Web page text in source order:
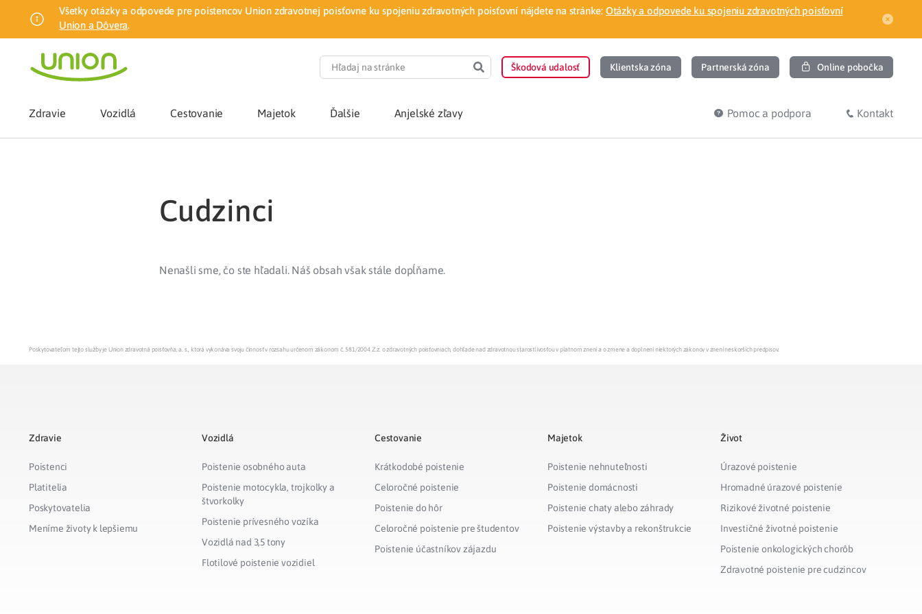
Všetky otázky a odpovede pre poistencov Union zdravotnej poisťovne ku spojeniu zdravotných poisťovní nájdete na stránke: Otázky a odpovede ku spojeniu zdravotných poisťovní
Union a Dôvera.
Škodová udalosť Klientska zóna Partnerská zóna Online pobočka
Zdravie
Zmena zdravotnej poisťovne
pohľadávky
Vozidlá Cestovanie Majetok Ďalšie Anjelské zľavy Pomoc a podpora Kontakt
cudzinci
Nenašli sme, čo ste hľadali. Náš obsah však stále dopĺňame.
Poskytovateľom tejto služby je Union zdravotná poisťovňa, a. s., ktorá vykonáva svoju činnosť v rozsahu určenom zákonom č. 581/2004 Z.z. o zdravotných poisťovniach, dohľade nad zdravotnou starostlivosťou v platnom znení a o zmene a doplnení niektorých zákonov v znení neskorších predpisov.
Zdravie
Poistenci
Platitelia
Poskytovatelia
Meníme životy k lepšiemu
Vozidlá
Poistenie osobného auta
Poistenie motocykla, trojkolky a
štvorkolky
Poistenie prívesného vozíka
Vozidlá nad 3,5 tony
Flotilové poistenie vozidiel
Cestovanie
Krátkodobé poistenie
Celoročné poistenie
Poistenie do hôr
Celoročné poistenie pre študentov
Poistenie účastníkov zájazdu
Majetok
Poistenie nehnuteľnosti
Poistenie domácnosti
Poistenie chaty alebo záhrady
Poistenie výstavby a rekonštrukcie
Život
Úrazové poistenie
Hromadné úrazové poistenie
Rizikové životné poistenie
Investičné životné poistenie
Poistenie onkologických chorôb
Zdravotné poistenie pre cudzincov